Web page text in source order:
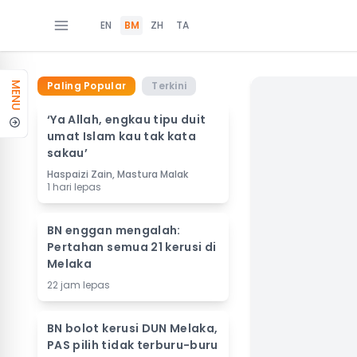
EN BM ZH TA
MENU Paling Popular Terkini
‘Ya Allah, engkau tipu duit
umat Islam kau tak kata
sakau’
Haspaizi Zain, Mastura Malak
1 hari lepas
BN enggan mengalah:
Pertahan semua 21 kerusi di
Melaka
22 jam lepas
BN bolot kerusi DUN Melaka,
PAS pilih tidak terburu-buru